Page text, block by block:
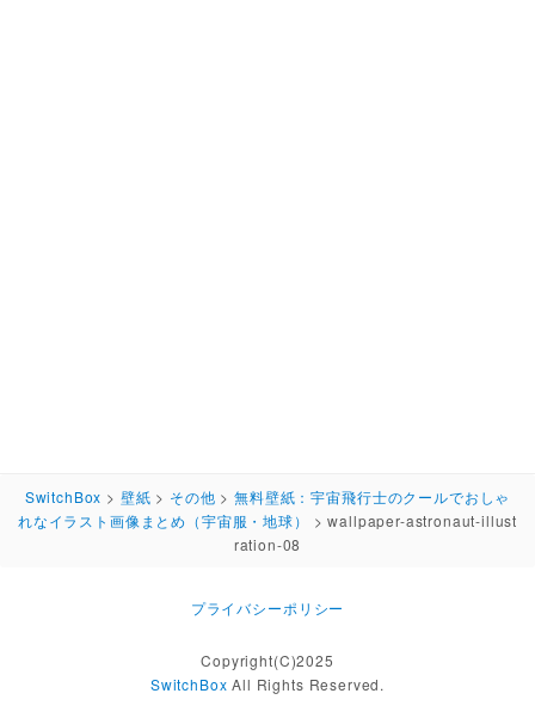
SwitchBox > 壁紙 > その他 >無料壁紙：宇宙飛行士のクールでおしゃ
れなイラスト画像まとめ（宇宙服・地球）
>wallpaper-astronaut-illust
ration-08
プライバシーポリシー
Copyright(C)2025
SwitchBox All Rights Reserved.